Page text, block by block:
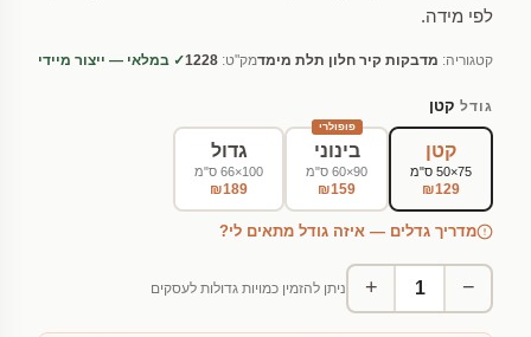
לפי מידה.
קטגוריה: מדבקות קיר חלון תלת מימדמק"ט: 1228✓ במלאי — ייצור מיידי
גודל קטן
קטן
75×50 ס"מ
₪129
פופולרי
בינוני
90×60 ס"מ
₪159
גדול
100×66 ס"מ
₪189
מדריך גדלים — איזה גודל מתאים לי?
−
+ ניתן להזמין כמויות גדולות לעסקים